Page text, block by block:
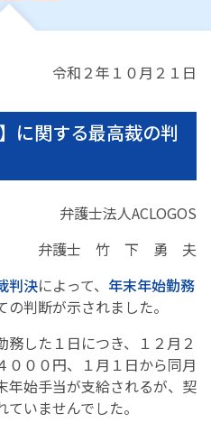
令和２年１０月２１日
に関する最高裁の判
弁護士法人ACLOGOS
弁護士 竹 下 勇 夫
判決によって、 年末年始勤務
判断が示されました。
した１日につき、１２月２
０００円、１月１日から同月
年始手当が支給されるが、契
いませんでした。